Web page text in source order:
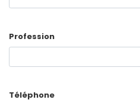
Profession
Téléphone